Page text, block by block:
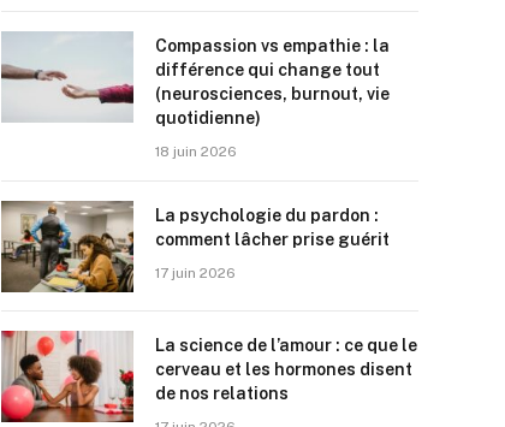
Compassion vs empathie : la
différence qui change tout
(neurosciences, burnout, vie
quotidienne)
18 juin 2026
La psychologie du pardon :
comment lâcher prise guérit
17 juin 2026
La science de l’amour : ce que le
cerveau et les hormones disent
de nos relations